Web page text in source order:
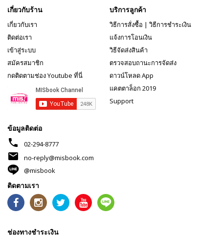
เกี่ยวกับร้าน
เกี่ยวกับเรา
ติดต่อเรา
เข้าสู่ระบบ
สมัครสมาชิก
กดติดตามช่อง Youtube ที่นี่
บริการลูกค้า
วิธีการสั่งซื้อ | วิธีการชำระเงิน
แจ้งการโอนเงิน
วิธีจัดส่งสินค้า
ตรวจสอบถานะการจัดส่ง
ดาวน์โหลด App
แคตตาล็อก 2019
Support
ข้อมูลติดต่อ
phone 02-294-8777
mail
no-reply@misbook.com
@misbook
ติดตามเรา
ช่องทางชำระเงิน